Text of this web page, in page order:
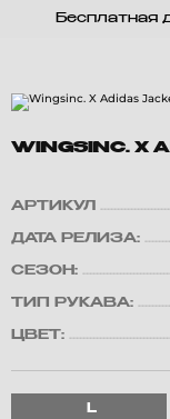
Бесплатная
WINGSINC. X
АРТИКУЛ
ДАТА РЕЛИЗА:
СЕЗОН:
ТИП РУКАВА:
ЦВЕТ:
L